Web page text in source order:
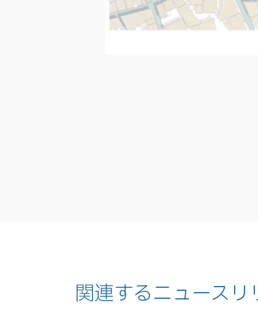
関連するニュース